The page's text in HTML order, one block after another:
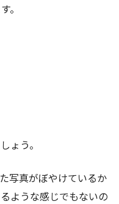
。
ょう。
写真がぼやけているか
ような感じでもないの